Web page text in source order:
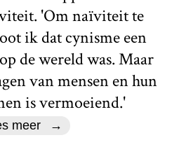
'Om naïviteit te
ik dat cynisme een
de wereld was. Maar
van mensen en hun
is vermoeiend.'
meer